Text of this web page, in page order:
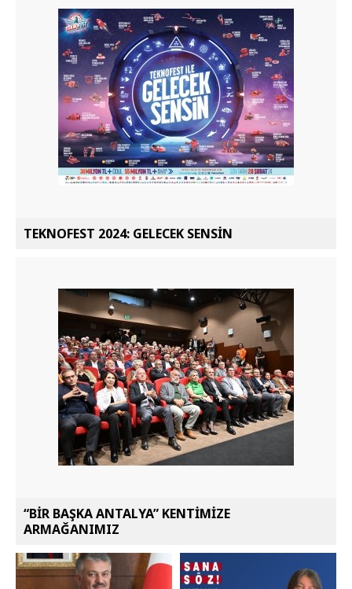
TEKNOFEST 2024: GELECEK SENSİN
“BİR BAŞKA ANTALYA” KENTİMİZE
ARMAĞANIMIZ